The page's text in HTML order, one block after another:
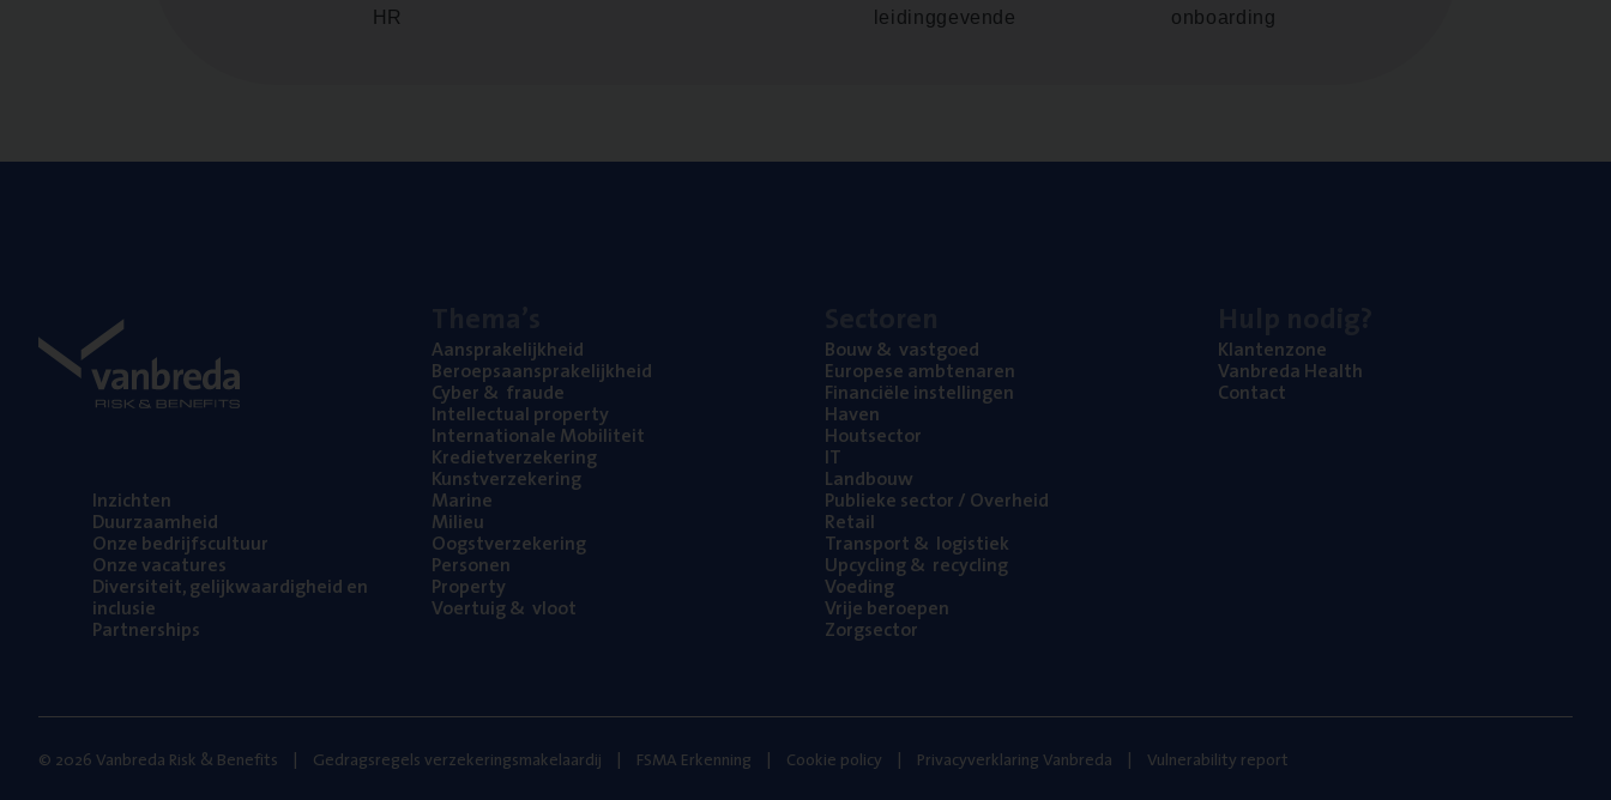
HR
leidinggevende
onboarding
Inzich­ten
Duur­zaam­heid
Onze bedrijfs­cul­tuur
Onze vaca­tu­res
Diver­si­teit, gelijk­waar­dig­heid en
inclusie
Part­ner­ships
Aan­spra­ke­lijk­heid
Beroeps­aan­spra­ke­lijk­heid
Cyber& fraude
Intel­lec­tu­al property
Inter­na­ti­o­na­le Mobiliteit
Kre­diet­ver­ze­ke­ring
Kunst­ver­ze­ke­ring
Mari­ne
Mili­eu
Oogst­ver­ze­ke­ring
Per­so­nen
Pro­per­ty
Voer­tuig& vloot
Bouw& vastgoed
Euro­pe­se ambtenaren
Finan­ci­ë­le instellingen
Haven
Hout­sec­tor
IT
Land­bouw
Publie­ke sec­tor / Overheid
Retail
Trans­port& logistiek
Upcy­cling& recycling
Voe­ding
Vrije beroe­pen
Zorg­sec­tor
Klan­ten­zo­ne
Van­b­re­da Health
Con­tact
© 2026 Vanbreda Risk & Benefits Gedragsregels verzekeringsmakelaardij FSMA Erkenning Cookie policy Privacyverklaring Vanbreda Vulnerability report